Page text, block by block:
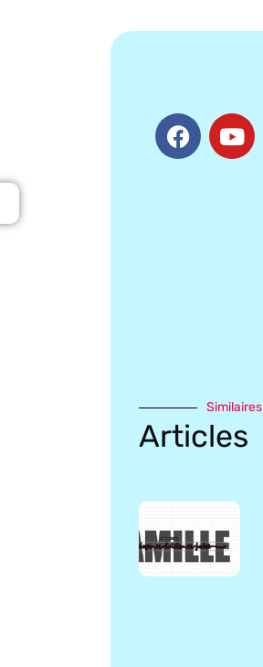
Similaires
Articles